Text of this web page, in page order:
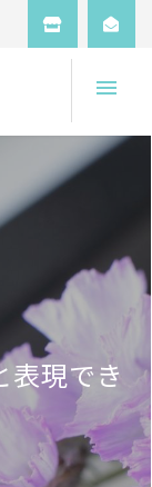
表現でき